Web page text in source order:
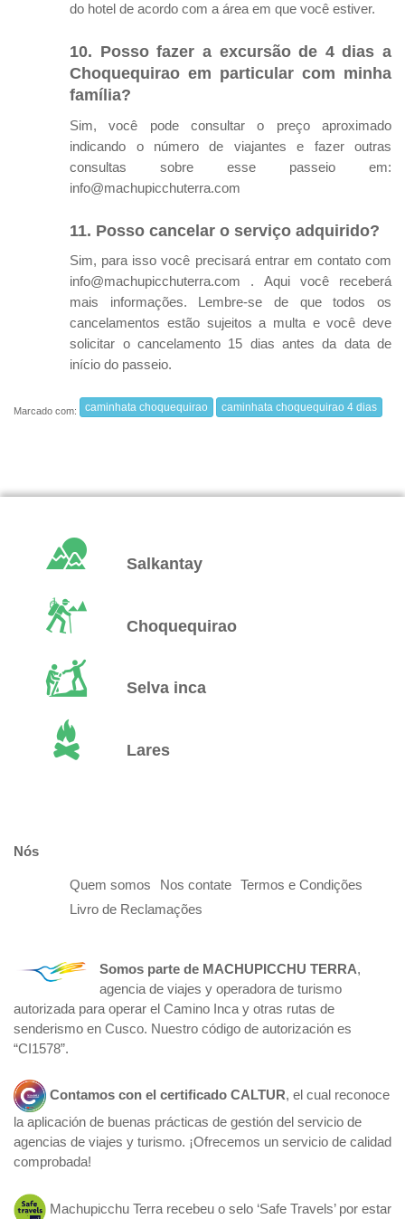
do hotel de acordo com a área em que você estiver.
10. Posso fazer a excursão de 4 dias a
Choquequirao em particular com minha
família?
Sim, você pode consultar o preço aproximado
indicando o número de viajantes e fazer outras
consultas sobre esse passeio em:
info@machupicchuterra.com
11. Posso cancelar o serviço adquirido?
Sim, para isso você precisará entrar em contato com
info@machupicchuterra.com . Aqui você receberá
mais informações. Lembre-se de que todos os
cancelamentos estão sujeitos a multa e você deve
solicitar o cancelamento 15 dias antes da data de
início do passeio.
Marcado com: caminhata choquequirao caminhata choquequirao 4 dias
Salkantay
Choquequirao
Selva inca
Lares
Nós
Quem somos Nos contate
Termos e Condições
Livro de Reclamações
Somos parte de MACHUPICCHU TERRA,
agencia de viajes y operadora de turismo
autorizada para operar el Camino Inca y otras rutas de
senderismo en Cusco. Nuestro código de autorización es
“CI1578”.
Contamos con el certificado CALTUR, el cual reconoce
la aplicación de buenas prácticas de gestión del servicio de
agencias de viajes y turismo. ¡Ofrecemos un servicio de calidad
comprobada!
Machupicchu Terra recebeu o selo ‘Safe Travels’ por estar